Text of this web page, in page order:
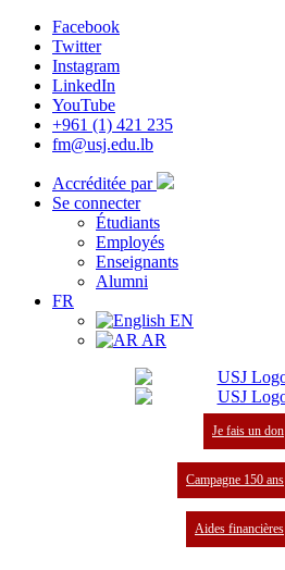
Facebook
Twitter
Instagram
LinkedIn
YouTube
+961 (1) 421 235
fm@usj.edu.lb
Accréditée par
Se connecter
Étudiants
Employés
Enseignants
Alumni
FR
EN
AR
Je fais un don
Campagne 150 ans
Aides financières